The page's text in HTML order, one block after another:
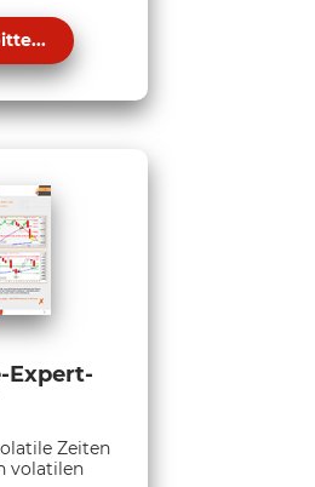
Expert-
Zeiten
volatilen